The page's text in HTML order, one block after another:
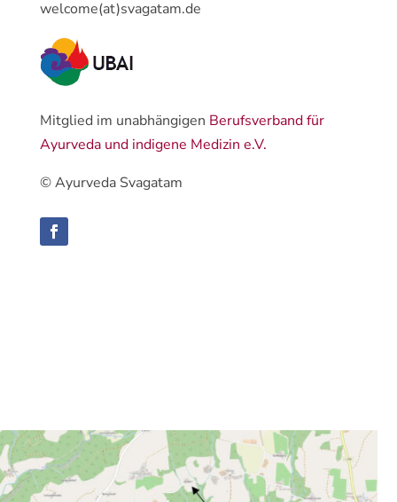
welcome(at)svagatam.de
Mitglied im unabhängigen Berufsverband für
Ayurveda und indigene Medizin e.V.
© Ayurveda Svagatam